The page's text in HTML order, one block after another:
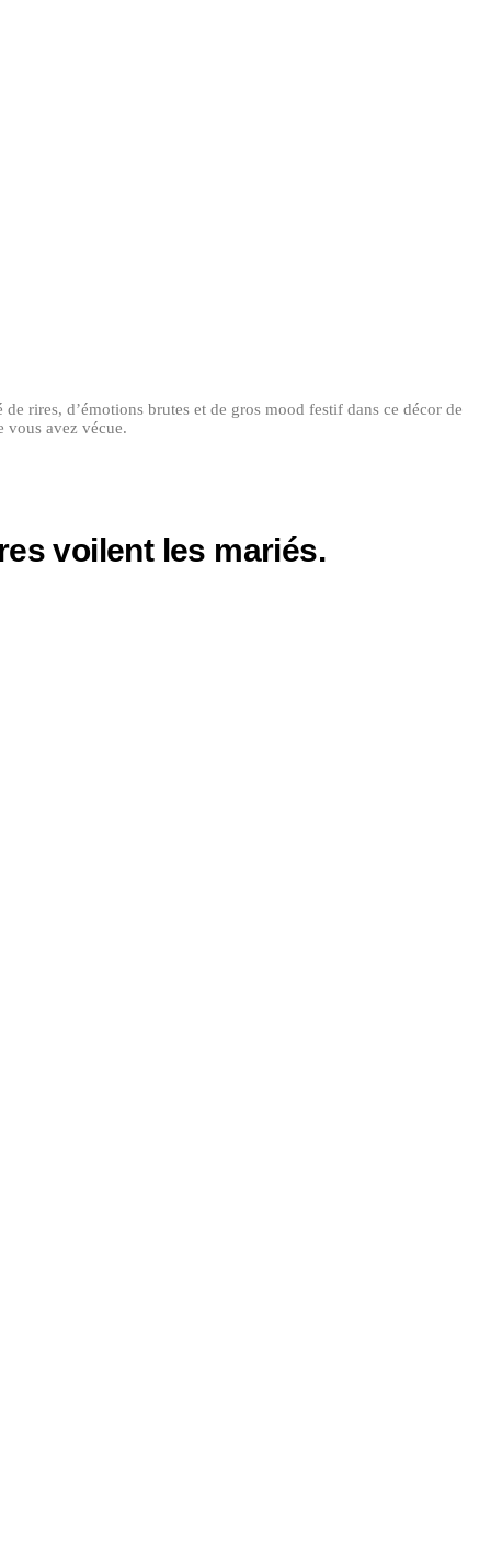
rires, d’émotions brutes et de gros mood festif dans ce décor de
vous avez vécue.
voilent les mariés.